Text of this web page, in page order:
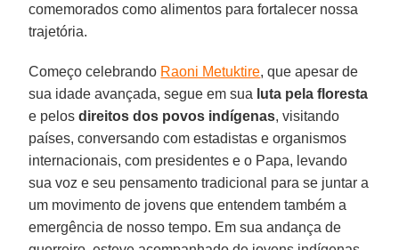
comemorados como alimentos para fortalecer nossa
trajetória.
Começo celebrando Raoni Metuktire, que apesar de
sua idade avançada, segue em sua luta pela floresta
e pelosdireitos dos povos indígenas, visitando
países, conversando com estadistas e organismos
internacionais, com presidentes e o Papa, levando
sua voz e seu pensamento tradicional para se juntar a
um movimento de jovens que entendem também a
emergência de nosso tempo. Em sua andança de